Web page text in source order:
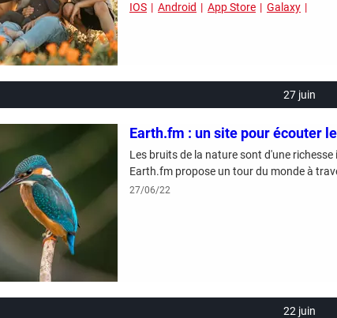
IOS Android App Store Galaxy
27 juin
Earth.fm : un site pour écouter
Les bruits de la nature sont d'une
Earth.fm propose un tour du monde à
27/06/22
22 juin